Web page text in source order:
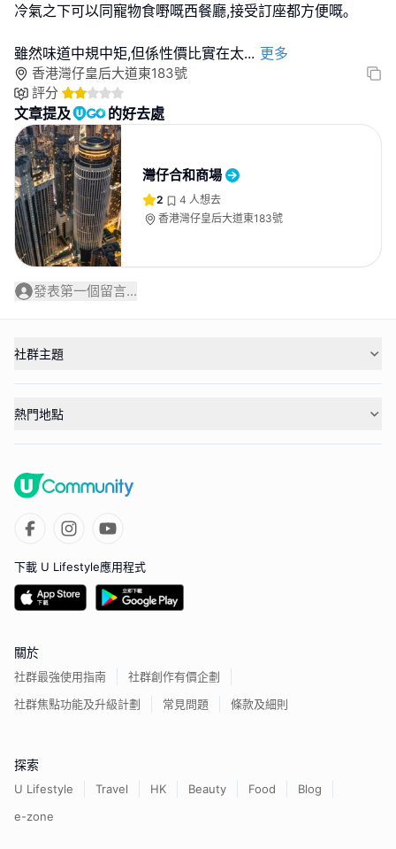
冷氣之下可以同寵物食嘢嘅西餐廳,接受訂座都方便嘅｡
雖然味道中規中矩,但係性價比實在太... 更多
香港灣仔皇后大道東183號
評分
文章提及 的好去處
灣仔合和商場
2 4 人想去
香港灣仔皇后大道東183號
發表第一個留言...
社群主題
熱門地點
下載 U Lifestyle應用程式
關於
社群最強使用指南
社群創作有價企劃
社群焦點功能及升級計劃
常見問題 條款及細則
探索
U Lifestyle Travel HK Beauty Food
Blog
e-zone